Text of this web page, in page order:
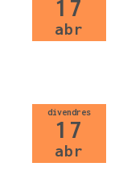
17
abr
divendres
17
abr